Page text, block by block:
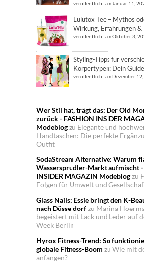
veröffentlicht am Januar 11,
Lulutox Tee – Mythos
Wirkung, Erfahrungen
veröffentlicht am Oktober 3,
Styling-Tipps für
Körpertypen: Dein Guide
veröffentlicht am Dezember
Wer Stil hat, trägt das: Der Old
zurück - FASHION INSIDER
Modeblogzu Elegante und
Handtaschen: Die perfekte
Outfit
SodaStream Alternative: Warum
Wassersprudler-Markt aufmischt -
INSIDER MAGAZIN Modeblogzu
Folgen für Umwelt und
Glass Nails: Essie bringt den K-
nach Düsseldorfzu Marina
begeistert mit Lack und Leder auf
Week Berlin
Hyrox Fitness-Trend: So
globale Fitness-Boom zu Wie mit
anfangen?